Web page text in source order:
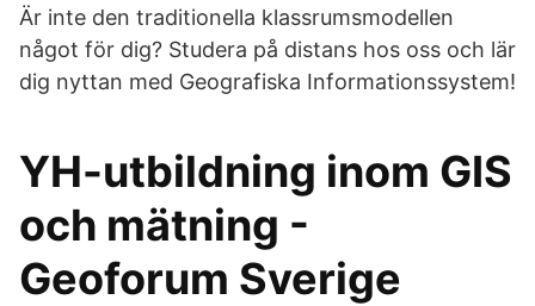
Är inte den traditionella klassrumsmodellen
något för dig? Studera på distans hos oss och lär
dig nyttan med Geografiska Informationssystem!
YH-utbildning inom GIS
och mätning -
Geoforum Sverige